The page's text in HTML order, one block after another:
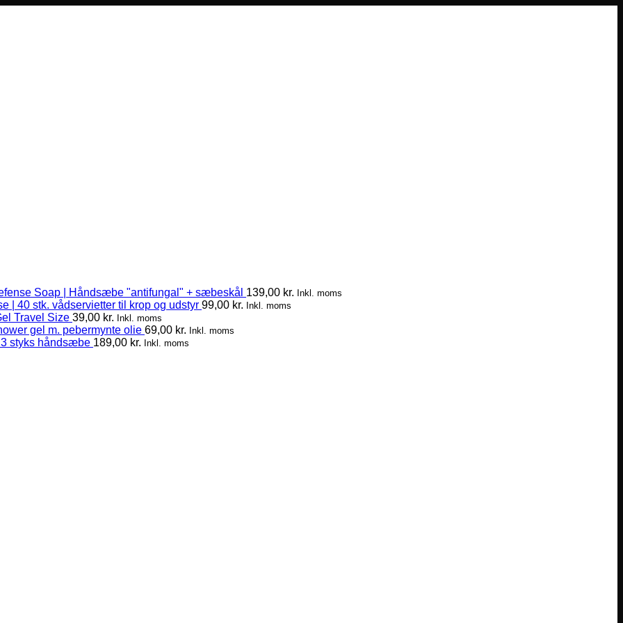
Soap | Håndsæbe "antifungal" + sæbeskål 139,00 kr. Inkl. moms
| 40 stk. vådservietter til krop og udstyr 99,00 kr. Inkl. moms
Travel Size 39,00 kr. Inkl. moms
gel m. pebermynte olie 69,00 kr. Inkl. moms
styks håndsæbe 189,00 kr. Inkl. moms